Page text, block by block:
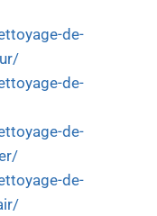
de-
de-
de-
de-